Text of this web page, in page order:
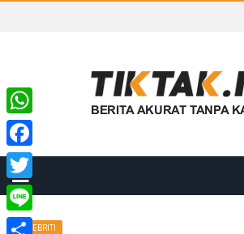
SELEBRITI
WhatsApp
Facebook
Twitter
Line